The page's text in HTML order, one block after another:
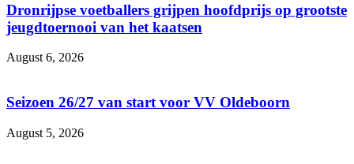
Dronrijpse voetballers grijpen hoofdprijs op grootste
jeugdtoernooi van het kaatsen
August 6, 2026
Seizoen 26/27 van start voor VV Oldeboorn
August 5, 2026